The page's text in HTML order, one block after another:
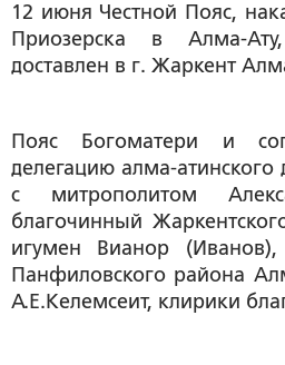
12 июня Честной Пояс,
Приозерска в Алма-
доставлен в г. Жаркент
Пояс Богоматери и
делегацию алма-атинского
с митрополитом
благочинный
игумен Вианор (Иванов),
Панфиловского района
А.Е.Келемсеит, клирики